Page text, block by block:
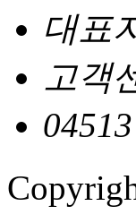
대표
고객